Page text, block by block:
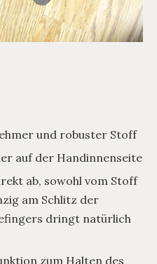
und robuster Stoff
auf der Handinnenseite
ab, sowohl vom Stoff
am Schlitz der
dringt natürlich
zum Halten des